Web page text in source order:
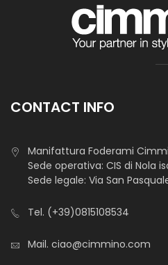
CONTACT INFO
Manifattura Foderami
Sede operativa: CIS di Nola
Sede legale: Via San
Tel. (+39)0815108534
Mail. ciao@cimmino.com